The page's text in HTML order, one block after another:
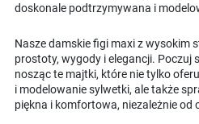
doskonale podtrzymywana i
Nasze damskie figi maxi z wysokim
prostoty, wygody i elegancji. Poczuj
nosząc te majtki, które nie tylko
i modelowanie sylwetki, ale także
piękna i komfortowa, niezależnie od